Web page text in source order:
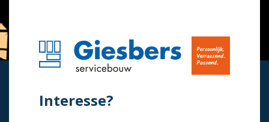
Interesse?